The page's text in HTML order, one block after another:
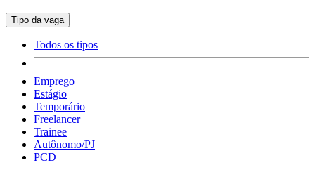
Tipo da vaga
Todos os tipos
Emprego
Estágio
Temporário
Freelancer
Trainee
Autônomo/PJ
PCD